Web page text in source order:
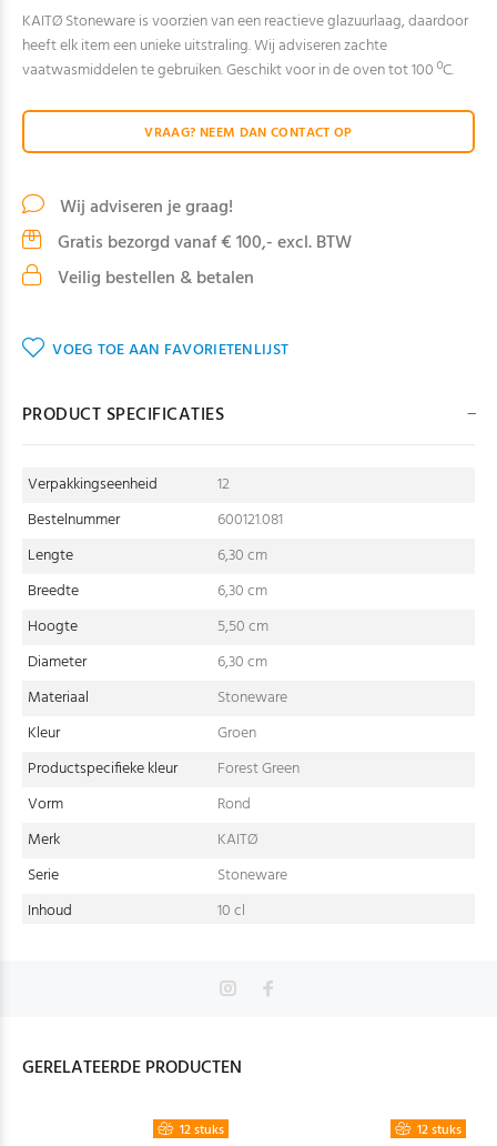
KAITØ Stoneware is voorzien van een reactieve glazuurlaag, daardoor
heeft elk item een unieke uitstraling. Wij adviseren zachte
vaatwasmiddelen te gebruiken. Geschikt voor in de oven tot 100 ºC.
VRAAG? NEEM DAN CONTACT OP
Wij adviseren je graag!
Gratis bezorgd vanaf € 100,- excl. BTW
Veilig bestellen & betalen
VOEG TOE AAN FAVORIETENLIJST
PRODUCT SPECIFICATIES
Verpakkingseenheid
12
Bestelnummer
600121.081
Lengte
6,30 cm
Breedte
6,30 cm
Hoogte
5,50 cm
Diameter
6,30 cm
Materiaal
Stoneware
Kleur
Groen
Productspecifieke kleur
Forest Green
Vorm
Rond
Merk
KAITØ
Serie
Stoneware
Inhoud
10 cl
GERELATEERDE PRODUCTEN
12 stuks 12 stuks